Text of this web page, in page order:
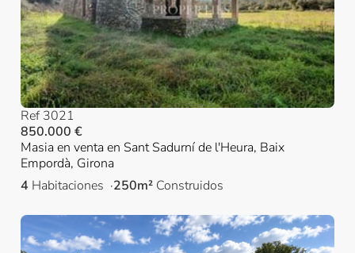
Ref 3021
850.000 €
Masia en venta en Sant Sadurní de l'Heura, Baix
Empordà, Girona
4 Habitaciones 250m² Construidos